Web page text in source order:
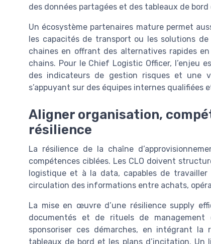
des données partagées et des tableaux de
Un écosystème partenaires mature permet
les capacités de transport ou les solutions
chaines en offrant des alternatives rapides
chains. Pour le Chief Logistic Officer, l’enjeu
des indicateurs de gestion risques et une
s’appuyant sur des équipes internes qualifiées
Aligner organisation,
résilience
La résilience de la chaîne
compétences ciblées. Les CLO doivent
logistique et à la data, capables de
circulation des informations entre achats,
La mise en œuvre d’une résilience supply
documentés et de rituels de
sponsoriser ces démarches, en intégrant
tableaux de bord et les plans d’incitation.